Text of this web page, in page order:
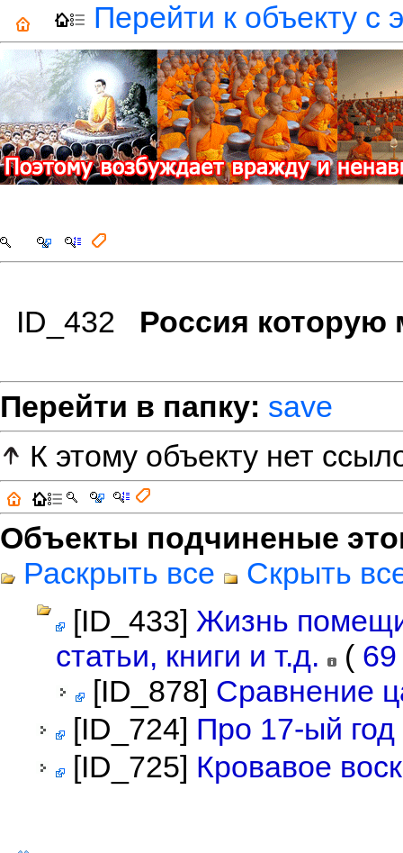
Перейти к объекту с
ID_432 Россия
Перейти в папку: save
К этому объекту нет
Объекты подчиненые
Раскрыть все
Скрыть
[ID_433] Жизнь
статьи, книги и т.д.
(
[ID_878] Сравнение
[ID_724] Про 17-ый год
[ID_725] Кровавое